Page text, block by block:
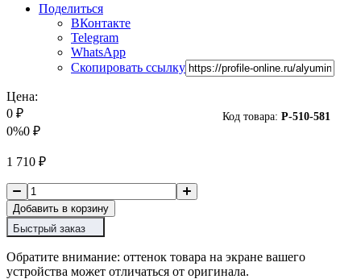
Поделиться
ВКонтакте
Telegram
WhatsApp
Скопировать ссылку
Код товара: P-510-581
Цена:
0 ₽
0%0 ₽
1 710 ₽
Добавить в корзину
Быстрый заказ
Обратите внимание: оттенок товара на экране вашего
устройства может отличаться от оригинала.